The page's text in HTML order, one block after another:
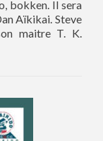
bokken. Il sera
Aïkikai. Steve
maitre T. K.